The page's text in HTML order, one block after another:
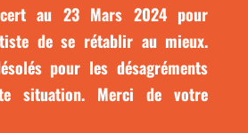
au 23 Mars 2024 pour
de se rétablir au mieux.
pour les désagréments
situation. Merci de votre